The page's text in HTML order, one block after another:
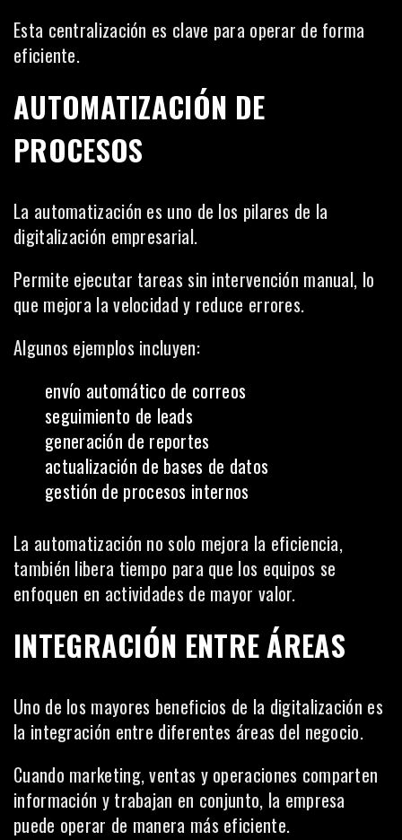
Esta centralización es clave para operar de forma
eficiente.
AUTOMATIZACIÓN DE
PROCESOS
La automatización es uno de los pilares de la
digitalización empresarial.
Permite ejecutar tareas sin intervención manual, lo
que mejora la velocidad y reduce errores.
Algunos ejemplos incluyen:
envío automático de correos
seguimiento de leads
generación de reportes
actualización de bases de datos
gestión de procesos internos
La automatización no solo mejora la eficiencia,
también libera tiempo para que los equipos se
enfoquen en actividades de mayor valor.
INTEGRACIÓN ENTRE ÁREAS
Uno de los mayores beneficios de la digitalización es
la integración entre diferentes áreas del negocio.
Cuando marketing, ventas y operaciones comparten
información y trabajan en conjunto, la empresa
puede operar de manera más eficiente.